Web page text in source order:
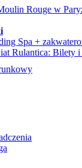
Rouge w
Spa +
Rulantica: Bilety